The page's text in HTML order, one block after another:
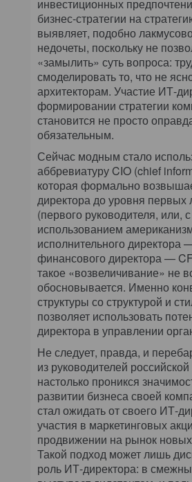
инвестиционных
бизнес-стратегии на
выявляет, подобно
недочеты, поскольку не
«замылить» суть вопроса:
смоделировать то, что не
архитекторам. Участие ИТ-
формировании стратегии
становится не просто
обязательным.
Сейчас модным стало
аббревиатуру CIO (chief
которая формально
директора до уровня первых
(первого руководителя, или, с
использованием
исполнительного директора
финансового директора —
такое «возвеличивание» не
обосновывается. Именно
структуры со структурой и
позволяет использовать
директора в управлении
Не следует, правда, и
из руководителей
настолько проникся
развитии бизнеса своей
стал ожидать от своего ИТ-
участия в маркетинговых
продвижении на рынок
Такой подход может лишь
роль ИТ-директора: в